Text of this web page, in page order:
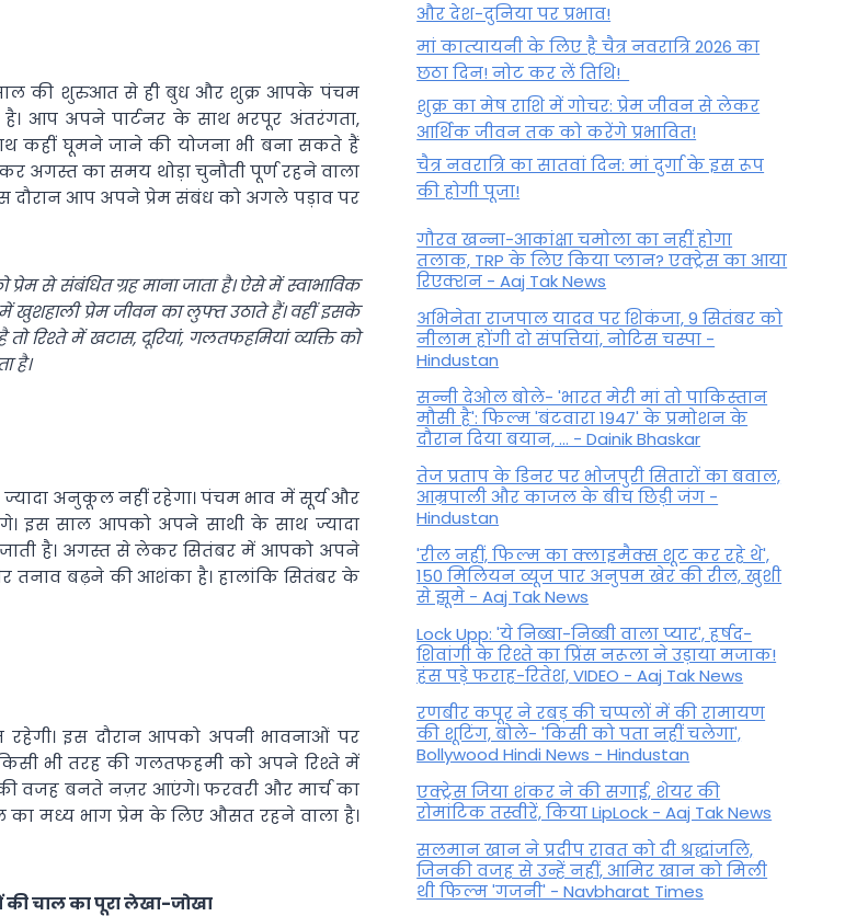
साल की शुरुआत से ही बुध और शुक्र आपके पंचम
आप अपने पार्टनर के साथ भरपूर अंतरंगता,
कहीं घूमने जाने की योजना भी बना सकते हैं
अगस्त का समय थोड़ा चुनौती पूर्ण रहने वाला
दौरान आप अपने प्रेम संबंध को अगले पड़ाव पर
से संबंधित ग्रह माना जाता है। ऐसे में स्वाभाविक
खुशहाली प्रेम जीवन का लुफ्त उठाते हैं। वहीं इसके
रिश्ते में खटास, दूरियां, गलतफहमियां व्यक्ति को
है।
अनुकूल नहीं रहेगा। पंचम भाव में सूर्य और
इस साल आपको अपने साथी के साथ ज्यादा
जाती है। अगस्त से लेकर सितंबर में आपको अपने
तनाव बढ़ने की आशंका है। हालांकि सितंबर के
इस दौरान आपको अपनी भावनाओं पर
किसी भी तरह की गलतफहमी को अपने रिश्ते में
वजह बनते नज़र आएंगे। फरवरी और मार्च का
का मध्य भाग प्रेम के लिए औसत रहने वाला है।
की चाल का पूरा लेखा-जोखा
और देश-दुनिया पर प्रभाव!
मां कात्‍यायनी के लिए है चैत्र नवरात्रि 2026 का
छठा दिन! नोट कर लें तिथि!
शुक्र का मेष राशि में गोचर: प्रेम जीवन से लेकर
आर्थिक जीवन तक को करेंगे प्रभावित!
चैत्र नवरात्रि का सातवां दिन: मां दुर्गा के इस रूप
की होगी पूजा!
गौरव खन्ना-आकांक्षा चमोला का नहीं होगा
तलाक, TRP के लिए किया प्लान? एक्ट्रेस का आया
रिएक्शन - Aaj Tak News
अभिनेता राजपाल यादव पर शिकंजा, 9 सितंबर को
नीलाम होंगी दो संपत्तियां, नोटिस चस्पा -
Hindustan
सन्नी देओल बोले- 'भारत मेरी मां तो पाकिस्तान
मौसी है': फिल्म 'बंटवारा 1947' के प्रमोशन के
दौरान दिया बयान, ... - Dainik Bhaskar
तेज प्रताप के डिनर पर भोजपुरी सितारों का बवाल,
आम्रपाली और काजल के बीच छिड़ी जंग -
Hindustan
'रील नहीं, फिल्म का क्लाइमैक्स शूट कर रहे थे',
150 मिलियन व्यूज पार अनुपम खेर की रील, खुशी
से झूमे - Aaj Tak News
Lock Upp: 'ये निब्बा-निब्बी वाला प्यार', हर्षद-
शिवांगी के रिश्ते का प्रिंस नरूला ने उड़ाया मजाक!
हंस पड़े फराह-रितेश, VIDEO - Aaj Tak News
रणबीर कपूर ने रबड़ की चप्पलों में की रामायण
की शूटिंग, बोले- 'किसी को पता नहीं चलेगा',
Bollywood Hindi News - Hindustan
एक्ट्रेस जिया शंकर ने की सगाई, शेयर की
रोमांटिक तस्वीरें, किया LipLock - Aaj Tak News
सलमान खान ने प्रदीप रावत को दी श्रद्धांजलि,
जिनकी वजह से उन्हें नहीं, आमिर खान को मिली
थी फिल्म 'गजनी' - Navbharat Times